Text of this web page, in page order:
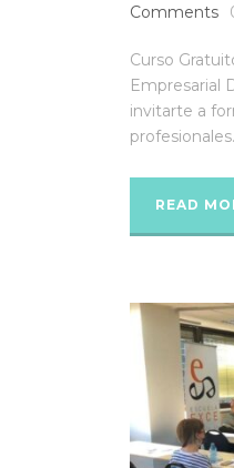
Comments
Curso
Empresarial
invitarte a
READ